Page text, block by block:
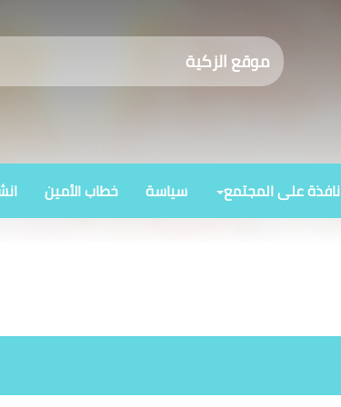
موقع الزكية
نافذة على المجتمع سياسة خطاب الأمين